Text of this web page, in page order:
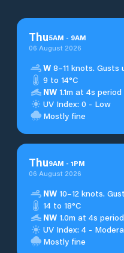
Thu5AM - 9AM
06 August 2026
W 8–11 knots. Gusts
9 to 14°C
NW 1.1m at 4s period
UV Index: 0 - Low
Mostly fine
Thu9AM - 1PM
06 August 2026
NW 10–12 knots.
14 to 18°C
NW 1.0m at 4s period
UV Index: 4 -
Mostly fine